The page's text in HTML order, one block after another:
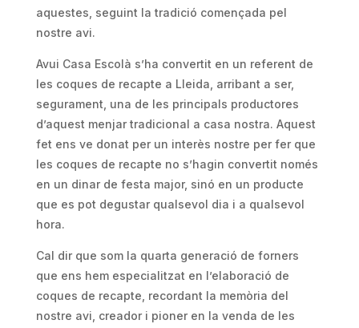
aquestes, seguint la tradició començada pel
nostre avi.
Avui Casa Escolà s’ha convertit en un referent de
les coques de recapte a Lleida, arribant a ser,
segurament, una de les principals productores
d’aquest menjar tradicional a casa nostra. Aquest
fet ens ve donat per un interès nostre per fer que
les coques de recapte no s’hagin convertit només
en un dinar de festa major, sinó en un producte
que es pot degustar qualsevol dia i a qualsevol
hora.
Cal dir que som la quarta generació de forners
que ens hem especialitzat en l’elaboració de
coques de recapte, recordant la memòria del
nostre avi, creador i pioner en la venda de les